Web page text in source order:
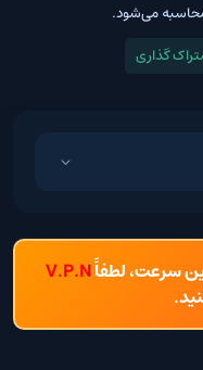
می‌شود.
گذاری
سرعت، لطفاًV.P.N